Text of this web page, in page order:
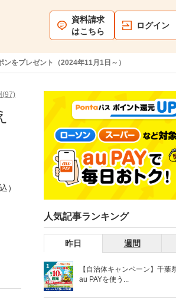
資料請求
はこちら
ログイン
をプレゼント（2024年11月1日～）
(97)
）
人気記事ランキング
昨日 週間
1
【自治体キャンペーン】千葉
au PAYを使う...